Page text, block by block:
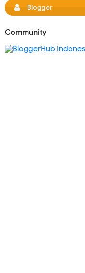
Blogger
Community